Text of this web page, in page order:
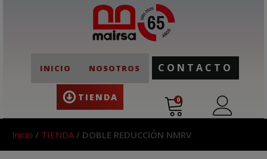
INICIO NOSOTROS
TIENDA
CONTACTO
0
Inicio / TIENDA / DOBLE REDUCCIÓN NMRV